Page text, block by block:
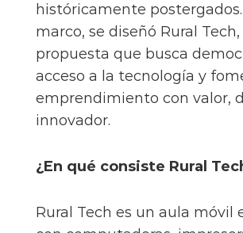
históricamente postergados.
marco, se diseñó Rural
propuesta que busca
acceso a la tecnología y
emprendimiento con valor,
innovador.
¿En qué consiste Rural
Rural Tech es un aula móvil